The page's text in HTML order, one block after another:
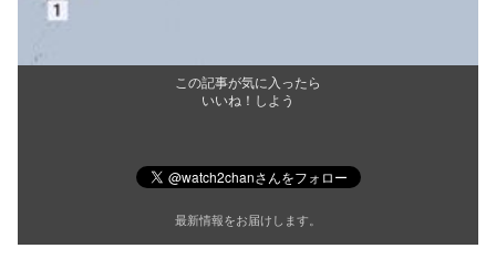
この記事が気に入ったら
いいね！しよう
最新情報をお届けします。